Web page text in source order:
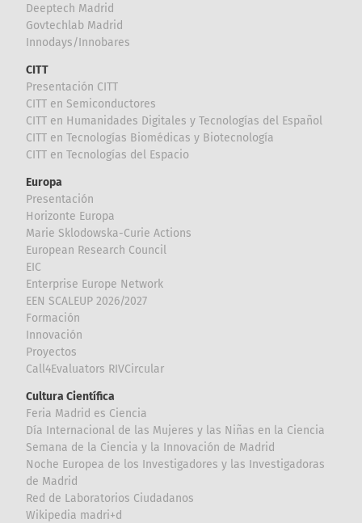
Deeptech Madrid
Govtechlab Madrid
Innodays/Innobares
CITT
Presentación CITT
CITT en Semiconductores
CITT en Humanidades Digitales y Tecnologías del Español
CITT en Tecnologías Biomédicas y Biotecnología
CITT en Tecnologías del Espacio
Europa
Presentación
Horizonte Europa
Marie Sklodowska-Curie Actions
European Research Council
EIC
Enterprise Europe Network
EEN SCALEUP 2026/2027
Formación
Innovación
Proyectos
Call4Evaluators RIVCircular
Cultura Científica
Feria Madrid es Ciencia
Día Internacional de las Mujeres y las Niñas en la Ciencia
Semana de la Ciencia y la Innovación de Madrid
Noche Europea de los Investigadores y las Investigadoras
de Madrid
Red de Laboratorios Ciudadanos
Wikipedia madri+d